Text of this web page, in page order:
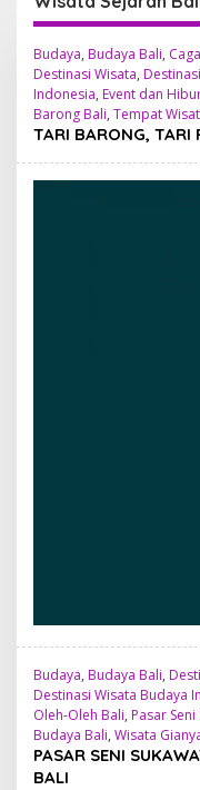
Budaya, Budaya Bali,
Destinasi Wisata,
Indonesia, Event dan
Barong Bali, Tempat
TARI BARONG, TARI
Budaya, Budaya Bali,
Destinasi Wisata Budaya
Oleh-Oleh Bali, Pasar Seni
Budaya Bali, Wisata
PASAR SENI
BALI